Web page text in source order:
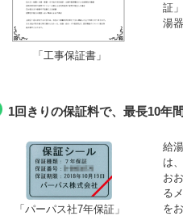
「工事保証書」
証
湯
1回きりの保証料で、最長10年
「パーパス社7年保証」
給
は
お
る
を